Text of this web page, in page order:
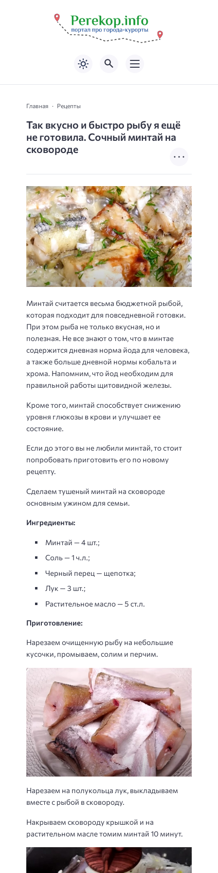
Главная Рецепты
Так вкусно и быстро рыбу я ещё
не готовила. Сочный минтай на
сковороде
Минтай считается весьма бюджетной рыбой,
которая подходит для повседневной готовки.
При этом рыба не только вкусная, но и
полезная. Не все знают о том, что в минтае
содержится дневная норма йода для человека,
а также больше дневной нормы кобальта и
хрома. Напомним, что йод необходим для
правильной работы щитовидной железы.
Кроме того, минтай способствует снижению
уровня глюкозы в крови и улучшает ее
состояние.
Если до этого вы не любили минтай, то стоит
попробовать приготовить его по новому
рецепту.
Сделаем тушеный минтай на сковороде
основным ужином для семьи.
Ингредиенты:
Минтай — 4 шт.;
Соль — 1 ч.л.;
Черный перец — щепотка;
Лук — 3 шт.;
Растительное масло — 5 ст.л.
Приготовление:
Нарезаем очищенную рыбу на небольшие
кусочки, промываем, солим и перчим.
Нарезаем на полукольца лук, выкладываем
вместе с рыбой в сковороду.
Накрываем сковороду крышкой и на
растительном масле томим минтай 10 минут.